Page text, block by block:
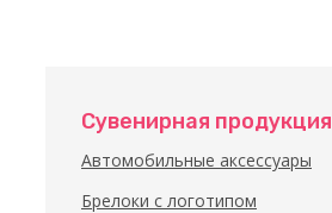
Сувенирная продукция
Автомобильные аксессуары
Брелоки с логотипом